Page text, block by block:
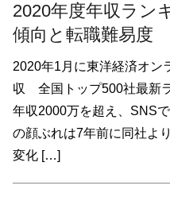
2020年度年収ラン
傾向と転職難易度
2020年1月に東洋経済オン
収 全国トップ500社最新
年収2000万を超え、SNS
の顔ぶれは7年前に同社よ
変化 […]